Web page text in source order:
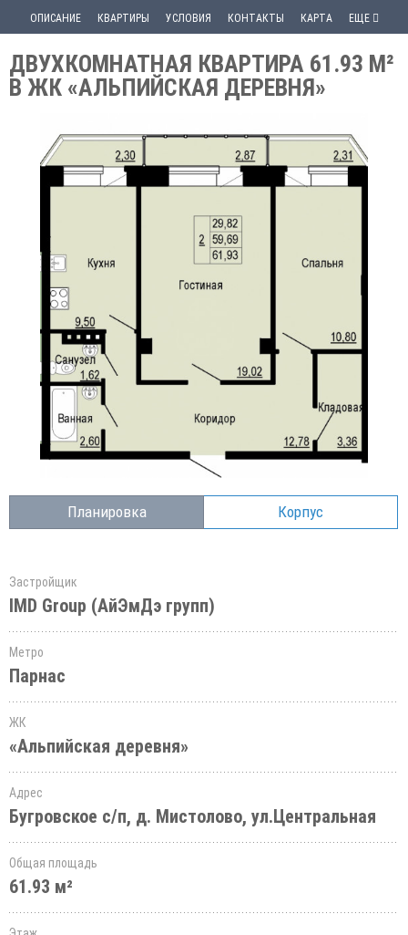
ОПИСАНИЕ КВАРТИРЫ УСЛОВИЯ КОНТАКТЫ КАРТА ЕЩЕ
ДВУХКОМНАТНАЯ КВАРТИРА 61.93 М²
В ЖК «АЛЬПИЙСКАЯ ДЕРЕВНЯ»
Планировка Корпус
Застройщик
IMD Group (АйЭмДэ групп)
Метро
Парнас
ЖК
«Альпийская деревня»
Адрес
Бугровское с/п, д. Мистолово, ул.Центральная
Общая площадь
61.93 м²